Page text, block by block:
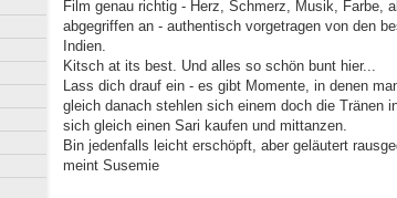
Film genau richtig - Herz, Schmerz, Musik, Farbe,
abgegriffen an - authentisch vorgetragen von den
Indien.
Kitsch at its best. Und alles so schön bunt hier...
Lass dich drauf ein - es gibt Momente, in denen
gleich danach stehlen sich einem doch die Tränen
sich gleich einen Sari kaufen und mittanzen.
Bin jedenfalls leicht erschöpft, aber geläutert
meint Susemie